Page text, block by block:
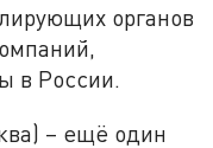
органов
в России.
– ещё один